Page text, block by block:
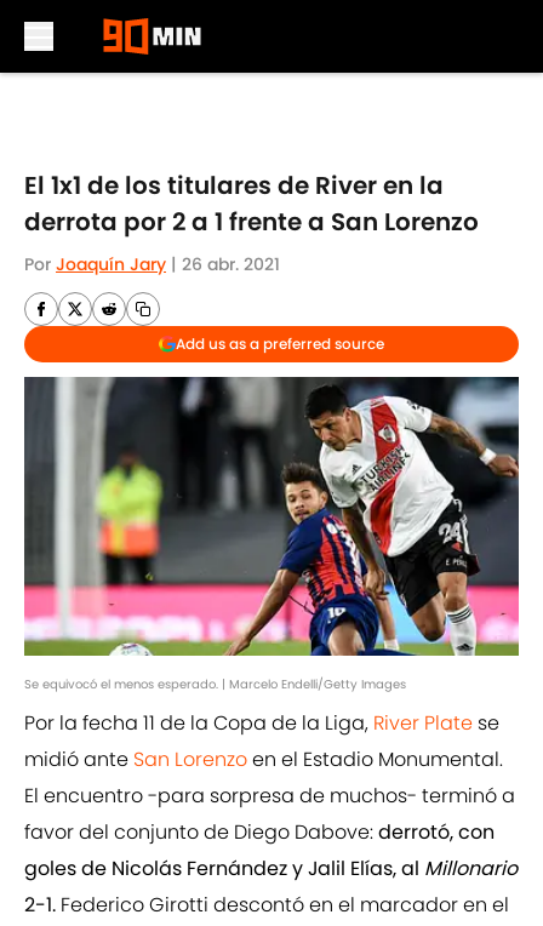
El 1x1 de los titulares de River en la
derrota por 2 a 1 frente a San Lorenzo
Por Joaquín Jary | 26 abr. 2021
Add us as a preferred source
Se equivocó el menos esperado. | Marcelo Endelli/Getty Images
Por la fecha 11 de la Copa de la Liga, River Plate se
midió ante San Lorenzoen el Estadio Monumental.
El encuentro -para sorpresa de muchos- terminó a
favor del conjunto de Diego Dabove:derrotó, con
goles de Nicolás Fernández y Jalil Elías, al Millonario
2-1. Federico Girotti descontó en el marcador en el